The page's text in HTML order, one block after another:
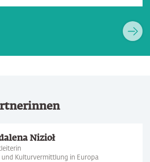
Nizioł
und Kulturvermittlung in Europa